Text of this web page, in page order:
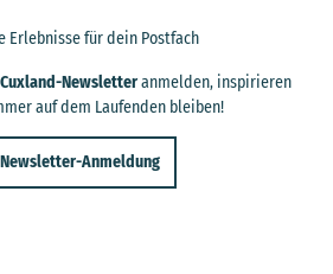
Erlebnisse für dein Postfach
Cuxland-Newsletteranmelden, inspirieren
auf dem Laufenden bleiben!
Anmeldung